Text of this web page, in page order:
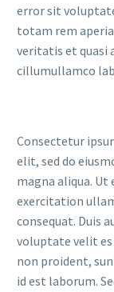
error sit
totam rem
veritatis et quasi
cillumullamco
Consectetur
elit, sed do
magna aliqua. Ut
exercitation
consequat. Duis
voluptate velit
non proident,
id est laborum.